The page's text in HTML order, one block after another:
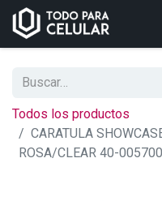
Todos los productos
CARATULA
ROSA/CLEAR 40-